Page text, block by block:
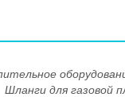
Шланги для газовой